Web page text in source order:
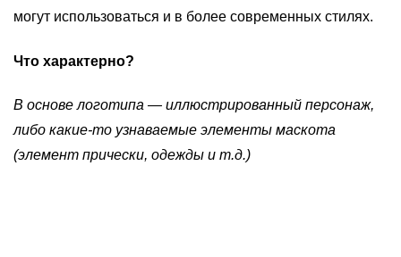
могут использоваться и в более современных стилях.
Что характерно?
В основе логотипа — иллюстрированный персонаж,
либо какие-то узнаваемые элементы маскота
(элемент прически, одежды и т.д.)